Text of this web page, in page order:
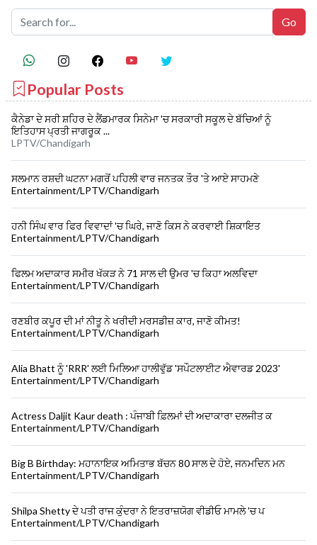
Popular Posts
ਕੈਨੇਡਾ ਦੇ ਸਰੀ ਸ਼ਹਿਰ ਦੇ ਲੈਂਡਮਾਰਕ ਸਿਨੇਮਾ 'ਚ ਸਰਕਾਰੀ ਸਕੂਲ ਦੇ ਬੱਚਿਆਂ ਨੂੰ
ਇਤਿਹਾਸ ਪ੍ਰਤੀ ਜਾਗਰੂਕ ...
LPTV/Chandigarh
ਸਲਮਾਨ ਰਸ਼ਦੀ ਘਟਨਾ ਮਗਰੋਂ ਪਹਿਲੀ ਵਾਰ ਜਨਤਕ ਤੌਰ 'ਤੇ ਆਏ ਸਾਹਮਣੇ
Entertainment/LPTV/Chandigarh
ਹਨੀ ਸਿੰਘ ਵਾਰ ਫਿਰ ਵਿਵਾਦਾਂ 'ਚ ਘਿਰੇ, ਜਾਣੋ ਕਿਸ ਨੇ ਕਰਵਾਈ ਸ਼ਿਕਾਇਤ
Entertainment/LPTV/Chandigarh
ਫਿਲਮ ਅਦਾਕਾਰ ਸਮੀਰ ਖੱਕੜ ਨੇ 71 ਸਾਲ ਦੀ ਉਮਰ 'ਚ ਕਿਹਾ ਅਲਵਿਦਾ
Entertainment/LPTV/Chandigarh
ਰਣਬੀਰ ਕਪੂਰ ਦੀ ਮਾਂ ਨੀਤੂ ਨੇ ਖਰੀਦੀ ਮਰਸਡੀਜ਼ ਕਾਰ, ਜਾਣੋ ਕੀਮਤ!
Entertainment/LPTV/Chandigarh
Alia Bhatt ਨੂੰ 'RRR' ਲਈ ਮਿਲਿਆ ਹਾਲੀਵੁੱਡ 'ਸਪੌਟਲਾਈਟ ਐਵਾਰਡ 2023'
Entertainment/LPTV/Chandigarh
Actress Daljit Kaur death : ਪੰਜਾਬੀ ਫ਼ਿਲਮਾਂ ਦੀ ਅਦਾਕਾਰਾ ਦਲਜੀਤ ਕ
Entertainment/LPTV/Chandigarh
Big B Birthday: ਮਹਾਨਾਇਕ ਅਮਿਤਾਭ ਬੱਚਨ 80 ਸਾਲ ਦੇ ਹੋਏ, ਜਨਮਦਿਨ ਮਨ
Entertainment/LPTV/Chandigarh
Shilpa Shetty ਦੇ ਪਤੀ ਰਾਜ ਕੁੰਦਰਾ ਨੇ ਇਤਰਾਜ਼ਯੋਗ ਵੀਡੀਓ ਮਾਮਲੇ 'ਚ ਪ
Entertainment/LPTV/Chandigarh